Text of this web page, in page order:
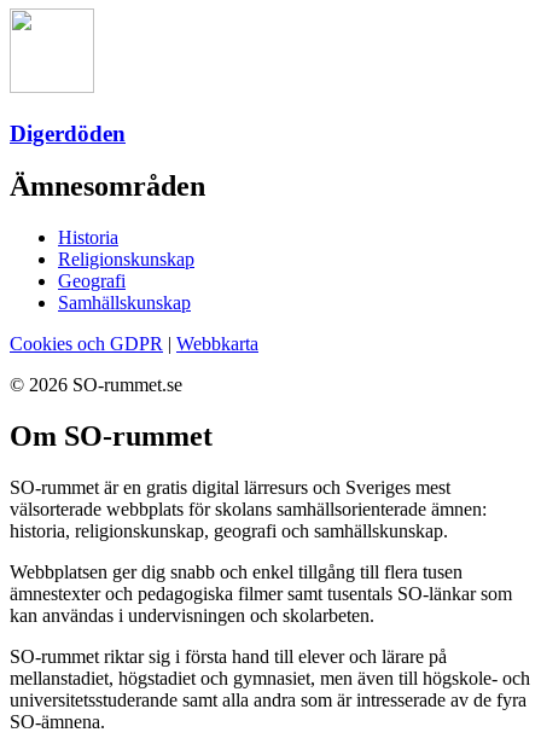
Digerdöden
Ämnesområden
Historia
Religionskunskap
Geografi
Samhällskunskap
Cookies och GDPR | Webbkarta
© 2026 SO-rummet.se
Om SO-rummet
SO-rummet är en gratis digital lärresurs och Sveriges mest
välsorterade webbplats för skolans samhällsorienterade ämnen:
historia, religionskunskap, geografi och samhällskunskap.
Webbplatsen ger dig snabb och enkel tillgång till flera tusen
ämnestexter och pedagogiska filmer samt tusentals SO-länkar som
kan användas i undervisningen och skolarbeten.
SO-rummet riktar sig i första hand till elever och lärare på
mellanstadiet, högstadiet och gymnasiet, men även till högskole- och
universitetsstuderande samt alla andra som är intresserade av de fyra
SO-ämnena.